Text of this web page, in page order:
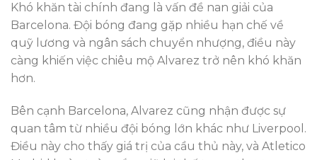
Khó khăn tài chính đang là vấn đề nan giải của
Barcelona. Đội bóng đang gặp nhiều hạn chế về
quỹ lương và ngân sách chuyển nhượng, điều này
càng khiến việc chiêu mộ Alvarez trở nên khó khăn
hơn.
Bên cạnh Barcelona, Alvarez cũng nhận được sự
quan tâm từ nhiều đội bóng lớn khác như Liverpool.
Điều này cho thấy giá trị của cầu thủ này, và Atletico